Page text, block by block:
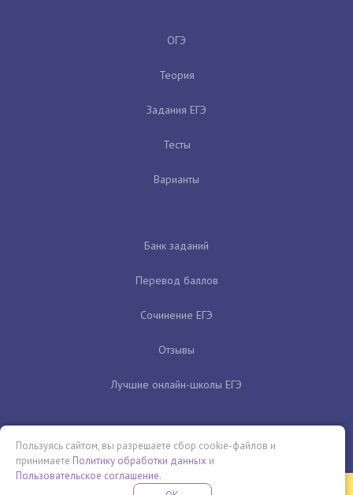
ОГЭ
Теория
Задания ЕГЭ
Тесты
Варианты
Банк заданий
Перевод баллов
Сочинение ЕГЭ
Отзывы
Лучшие онлайн-школы ЕГЭ
Пользуясь сайтом, вы разрешаете сбор cookie-файлов и
принимаете Политику обработки данных и
Пользовательское соглашение.